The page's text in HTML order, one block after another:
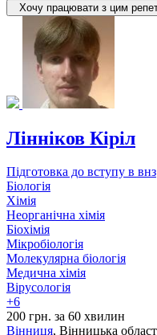
Хочу працювати з цим
Лінніков Кіріл
Підготовка до вступу в внз
Біологія
Хімія
Неорганічна хімія
Біохімія
Мікробіологія
Молекулярна біологія
Медична хімія
Вірусологія
+6
200 грн. за 60 хвилин
Вінниця, Вінницька